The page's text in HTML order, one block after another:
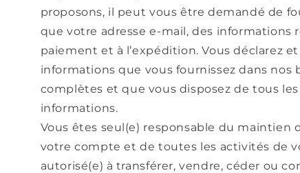
proposons, il peut vous être demandé de
que votre adresse e-mail, des informations
paiement et à l’expédition. Vous déclarez
informations que vous fournissez dans
complètes et que vous disposez de tous
informations.
Vous êtes seul(e) responsable du maintien
votre compte et de toutes les activités de
autorisé(e) à transférer, vendre, céder ou